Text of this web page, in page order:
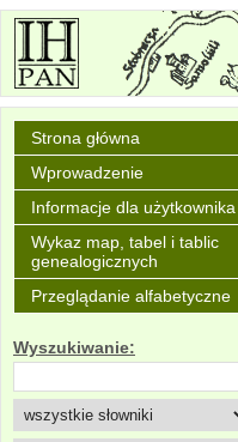
Strona główna
Wprowadzenie
Informacje dla użytkownika
Wykaz map, tabel i tablic
genealogicznych
Przeglądanie alfabetyczne
Wyszukiwanie: